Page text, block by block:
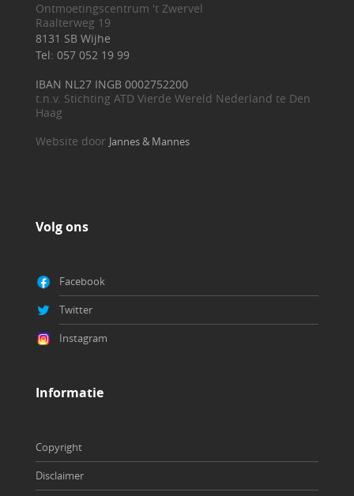
Ontmoetingscentrum 't Zwervel
Raalterweg 19
8131 SB Wijhe
Tel: 057 052 19 99
IBAN NL27 INGB 0002752200
t.n.v. Stichting ATD Vierde Wereld Nederland te Den
Haag
Website door Jannes & Mannes
Volg ons
Facebook
Twitter
Instagram
Copyright
Disclaimer